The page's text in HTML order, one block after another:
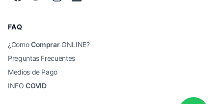
FAQ
¿ComoComprarONLINE?
Preguntas Frecuentes
Medios de Pago
INFOCOVID